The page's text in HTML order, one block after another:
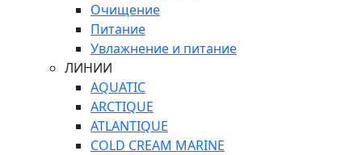
Очищение
Питание
Увлажнение и питание
ЛИНИИ
AQUATIC
ARCTIQUE
ATLANTIQUE
COLD CREAM MARINE